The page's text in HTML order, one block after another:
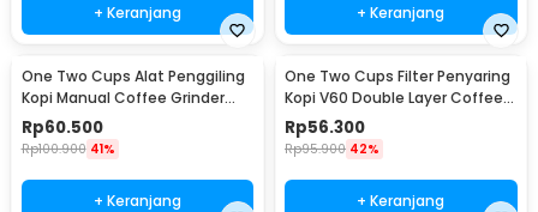
+ Keranjang + Keranjang
One Two Cups Alat Penggiling
Kopi Manual Coffee Grinder
Adjustable - RHNHA0176
Rp60.500
Rp100.900 41%
+ Keranjang
One Two Cups Filter Penyaring
Kopi V60 Double Layer Coffee
Filter - FS-40S
Rp56.300
Rp95.900 42%
+ Keranjang